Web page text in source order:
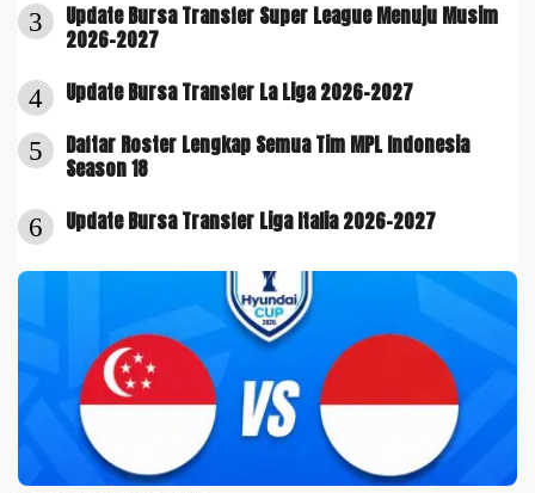
3
Update Bursa Transfer Super League Menuju Musim
2026-2027
4 Update Bursa Transfer La Liga 2026-2027
5
Daftar Roster Lengkap Semua Tim MPL Indonesia
Season 18
6 Update Bursa Transfer Liga Italia 2026-2027